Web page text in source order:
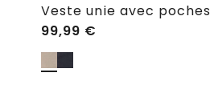
Veste unie avec poches
99,99 €